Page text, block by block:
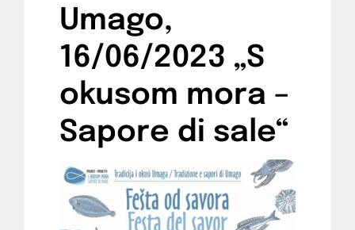
Umago,
16/06/2023 „S
okusom mora –
Sapore di sale“